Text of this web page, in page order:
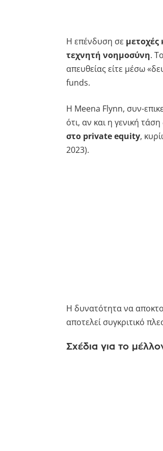
Η επένδυση σε μετοχές
τεχνητή νοημοσύνη.
απευθείας είτε μέσω
funds.
Η Meena Flynn, συν-
ότι, αν και η γενική
στο private equity,
2023).
Η δυνατότητα να
αποτελεί συγκριτικό
Σχέδια για το